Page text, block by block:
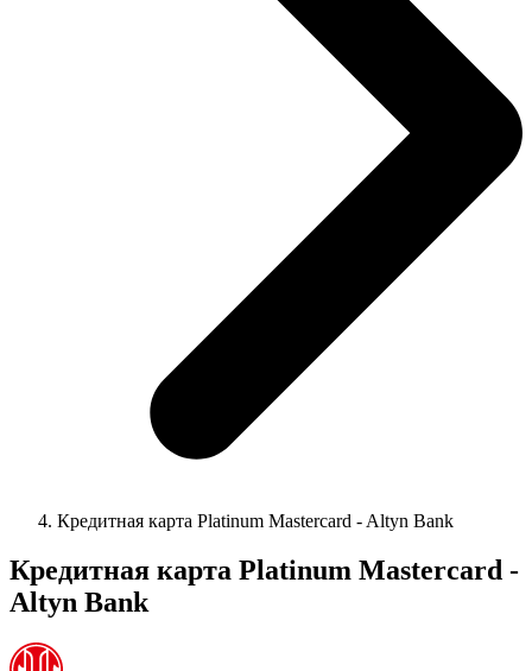
Кредитная карта Platinum Mastercard - Altyn Bank
Кредитная карта Platinum Mastercard -
Altyn Bank